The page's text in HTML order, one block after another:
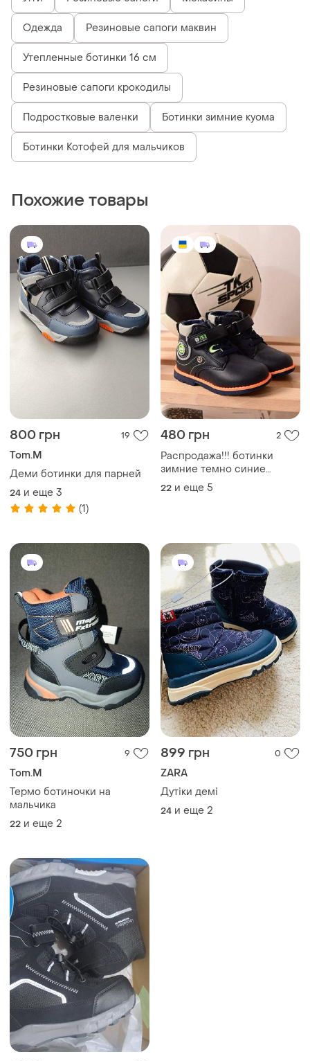
Одежда Резиновые сапоги маквин
Утепленные ботинки 16 см
Резиновые сапоги крокодилы
Подростковые валенки Ботинки зимние куома
Ботинки Котофей для мальчиков
Похожие товары
800 грн 19
Tom.M
Деми ботинки для парней
24 и еще 3
(1)
480 грн 2
Распродажа!!! ботинки
зимние темно синие
детские р. 22-27
22 и еще 5
750 грн 9
Tom.M
Термо ботиночки на
мальчика
22 и еще 2
899 грн 0
ZARA
Дутіки демі
24 и еще 2